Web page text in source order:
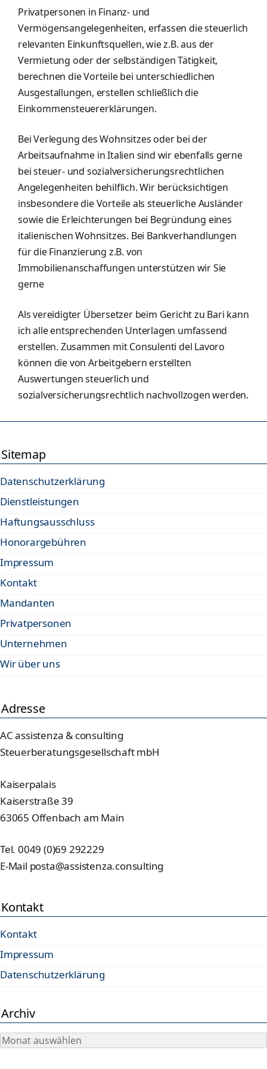
Privatpersonen in Finanz- und
Vermögensangelegenheiten, erfassen die steuerlich
relevanten Einkunftsquellen, wie z.B. aus der
Vermietung oder der selbständigen Tätigkeit,
berechnen die Vorteile bei unterschiedlichen
Ausgestallungen, erstellen schließlich die
Einkommensteuererklärungen.
Bei Verlegung des Wohnsitzes oder bei der
Arbeitsaufnahme in Italien sind wir ebenfalls gerne
bei steuer- und sozialversicherungsrechtlichen
Angelegenheiten behilflich. Wir berücksichtigen
insbesondere die Vorteile als steuerliche Ausländer
sowie die Erleichterungen bei Begründung eines
italienischen Wohnsitzes. Bei Bankverhandlungen
für die Finanzierung z.B. von
Immobilienanschaffungen unterstützen wir Sie
gerne
Als vereidigter Übersetzer beim Gericht zu Bari kann
ich alle entsprechenden Unterlagen umfassend
erstellen. Zusammen mit Consulenti del Lavoro
können die von Arbeitgebern erstellten
Auswertungen steuerlich und
sozialversicherungsrechtlich nachvollzogen werden.
Sitemap
Datenschutzerklärung
Dienstleistungen
Haftungsausschluss
Honorargebühren
Impressum
Kontakt
Mandanten
Privatpersonen
Unternehmen
Wir über uns
Adresse
AC assistenza & consulting
Steuerberatungsgesellschaft mbH
Kaiserpalais
Kaiserstraße 39
63065 Offenbach am Main
Tel. 0049 (0)69 292229
E-Mail posta@assistenza.consulting
Kontakt
Kontakt
Impressum
Datenschutzerklärung
Archiv
Archiv